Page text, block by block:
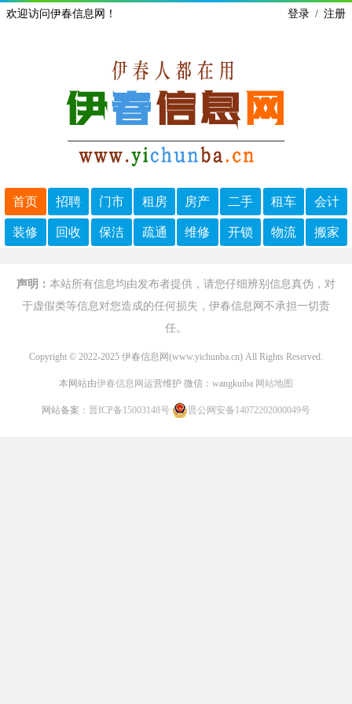
欢迎访问伊春信息网！ 登录 / 注册
首页 招聘 门市 租房 房产 二手 租车 会计
装修 回收 保洁 疏通 维修 开锁 物流 搬家
声明： 本站所有信息均由发布者提供，请您仔细辨别信息真伪，对
于虚假类等信息对您造成的任何损失，伊春信息网不承担一切责
任。
Copyright © 2022-2025 伊春信息网(www.yichunba.cn) All Rights Reserved.
本网站由伊春信息网运营维护 微信：wangkuiba 网站地图
网站备案： 晋ICP备15003148号 晋公网安备14072202000049号